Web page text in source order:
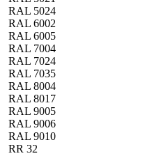
RAL 5024
RAL 6002
RAL 6005
RAL 7004
RAL 7024
RAL 7035
RAL 8004
RAL 8017
RAL 9005
RAL 9006
RAL 9010
RR 32